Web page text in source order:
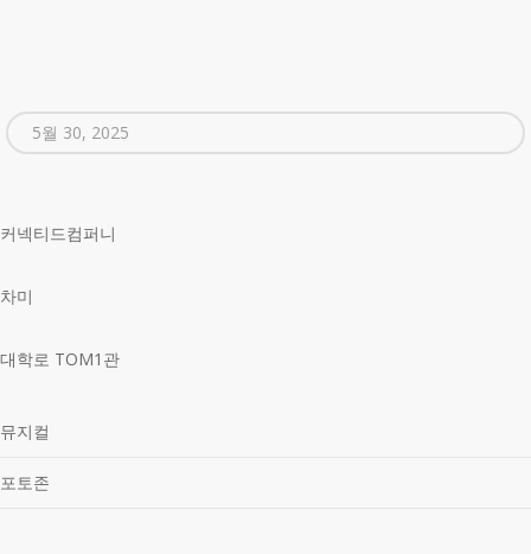
5월 30, 2025
커넥티드컴퍼니
차미
대학로 TOM1관
뮤지컬
포토존